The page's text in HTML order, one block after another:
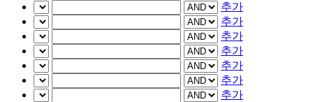
추가
추가
추가
추가
추가
추가
추가